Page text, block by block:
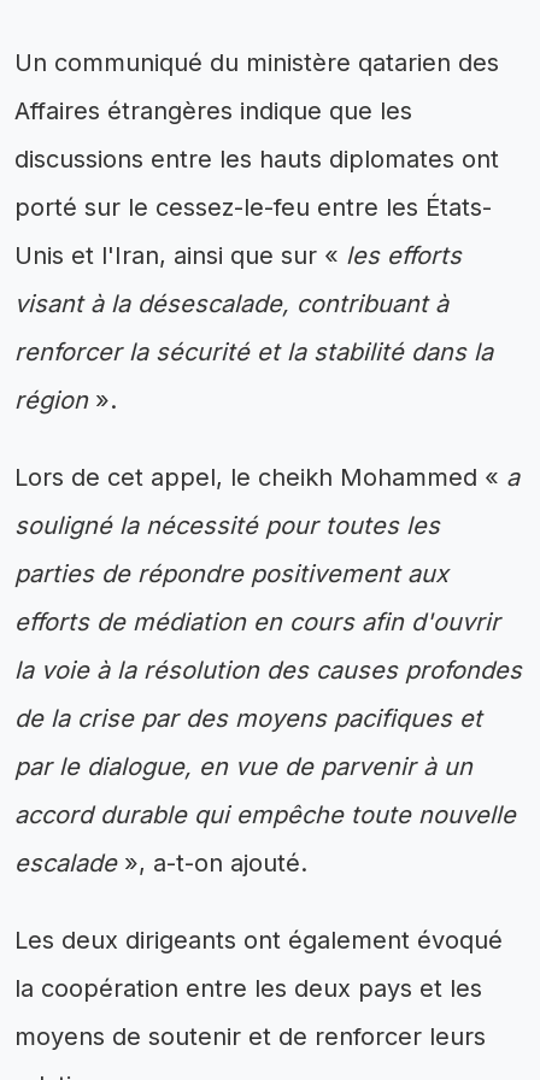
Un communiqué du ministère qatarien des
Affaires étrangères indique que les
discussions entre les hauts diplomates ont
porté sur le cessez-le-feu entre les États-
Unis et l'Iran, ainsi que sur « les efforts
visant à la désescalade, contribuant à
renforcer la sécurité et la stabilité dans la
région».
Lors de cet appel, le cheikh Mohammed « a
souligné la nécessité pour toutes les
parties de répondre positivement aux
efforts de médiation en cours afin d'ouvrir
la voie à la résolution des causes profondes
de la crise par des moyens pacifiques et
par le dialogue, en vue de parvenir à un
accord durable qui empêche toute nouvelle
escalade », a-t-on ajouté.
Les deux dirigeants ont également évoqué
la coopération entre les deux pays et les
moyens de soutenir et de renforcer leurs